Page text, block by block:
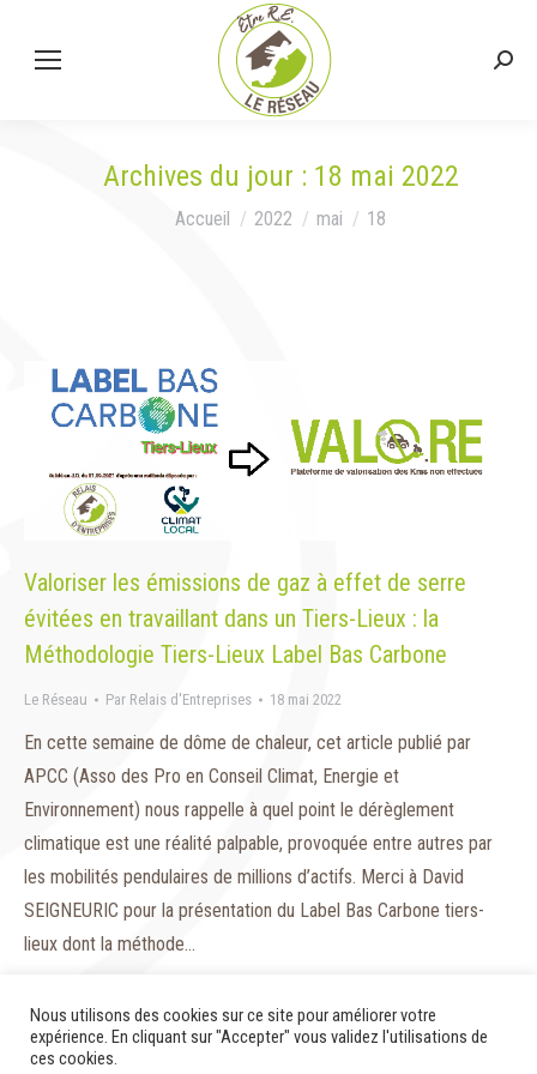
Archives du jour : 18 mai 2022
Vous êtes ici :
Accueil 2022 mai 18
Valoriser les émissions de gaz à effet de serre
évitées en travaillant dans un Tiers-Lieux : la
Méthodologie Tiers-Lieux Label Bas Carbone
Le Réseau Par Relais d'Entreprises 18 mai 2022
En cette semaine de dôme de chaleur, cet article publié par
APCC (Asso des Pro en Conseil Climat, Energie et
Environnement) nous rappelle à quel point le dérèglement
climatique est une réalité palpable, provoquée entre autres par
les mobilités pendulaires de millions d’actifs. Merci à David
SEIGNEURIC pour la présentation du Label Bas Carbone tiers-
lieux dont la méthode…
Nous utilisons des cookies sur ce site pour améliorer votre
expérience. En cliquant sur "Accepter" vous validez l'utilisations de
ces cookies.